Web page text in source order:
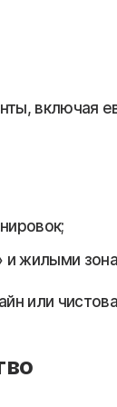
включая
и жилыми
или